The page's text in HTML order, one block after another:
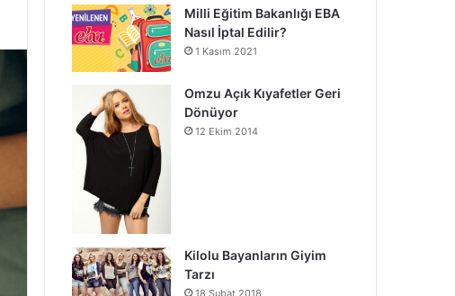
Milli Eğitim Bakanlığı EBA
Nasıl İptal Edilir?
1 Kasım 2021
Omzu Açık Kıyafetler Geri
Dönüyor
12 Ekim 2014
Kilolu Bayanların Giyim
Tarzı
18 Şubat 2018